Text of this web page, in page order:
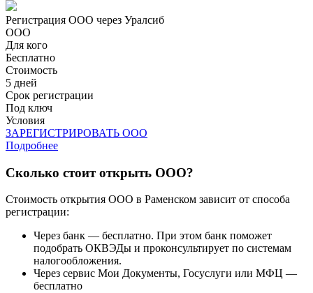
Регистрация ООО через Уралсиб
ООО
Для кого
Бесплатно
Стоимость
5 дней
Срок регистрации
Под ключ
Условия
ЗАРЕГИСТРИРОВАТЬ ООО
Подробнее
Сколько стоит открыть ООО?
Стоимость открытия ООО в Раменском зависит от способа
регистрации:
Через банк — бесплатно. При этом банк поможет
подобрать ОКВЭДы и проконсультирует по системам
налогообложения.
Через сервис Мои Документы, Госуслуги или МФЦ —
бесплатно